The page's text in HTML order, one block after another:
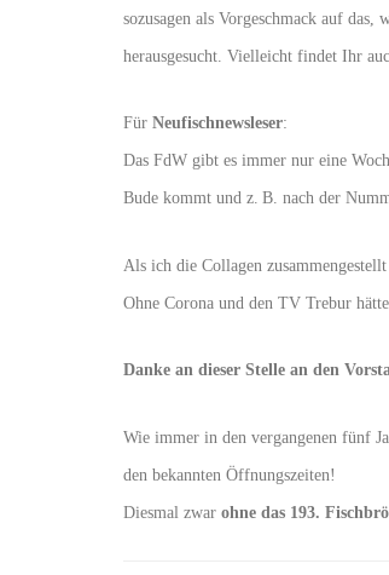
sozusagen als Vorgeschmack auf
herausgesucht. Vielleicht findet Ihr
Für Neufischnewsleser:
Das FdW gibt es immer nur eine
Bude kommt und z. B. nach der
Als ich die Collagen
Ohne Corona und den TV Trebur
Danke an dieser Stelle an den
Wie immer in den vergangenen fünf
den bekannten Öffnungszeiten!
Diesmal zwar ohne das 193.